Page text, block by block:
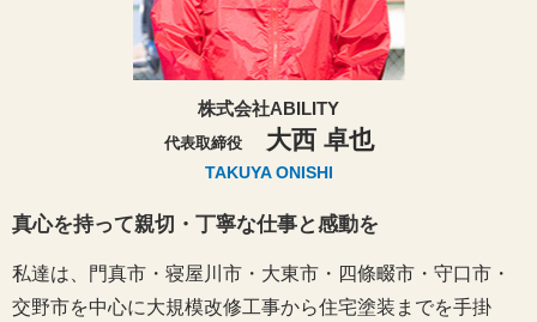
株式会社ABILITY
代表取締役 大西 卓也
TAKUYA ONISHI
真心を持って親切・丁寧な仕事と感動を
私達は、門真市・寝屋川市・大東市・四條畷市・守口市・
交野市を中心に大規模改修工事から住宅塗装までを手掛